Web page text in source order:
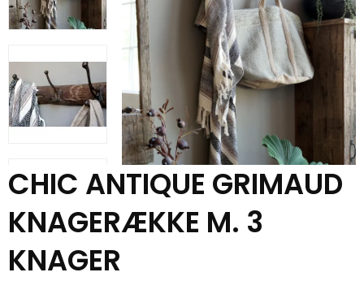
CHIC ANTIQUE GRIMAUD
KNAGERÆKKE M. 3
KNAGER